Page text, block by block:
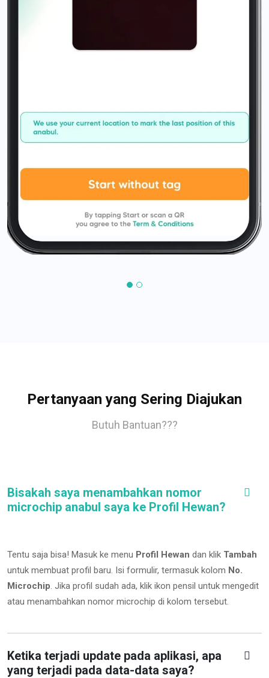
Pertanyaan yang Sering Diajukan
Butuh Bantuan???
Bisakah saya menambahkan nomor
microchip anabul saya ke Profil Hewan?
Tentu saja bisa! Masuk ke menu Profil Hewan dan klik Tambah
untuk membuat profil baru. Isi formulir, termasuk kolom No.
Microchip. Jika profil sudah ada, klik ikon pensil untuk mengedit
atau menambahkan nomor microchip di kolom tersebut.
Ketika terjadi update pada aplikasi, apa
yang terjadi pada data-data saya?